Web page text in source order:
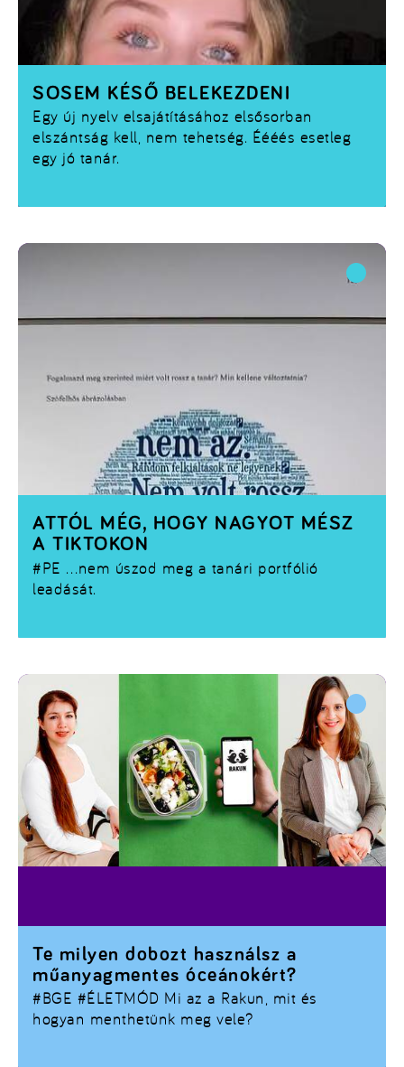
Egy új nyelv elsajátításához elsősorban
elszántság kell, nem tehetség. Éééés esetleg
egy jó tanár.
SOSEM KÉSŐ BELEKEZDENI
#PE …nem úszod meg a tanári portfólió
leadását.
ATTÓL MÉG, HOGY NAGYOT MÉSZ
A TIKTOKON
#BGE #ÉLETMÓD Mi az a Rakun, mit és
hogyan menthetünk meg vele?
Te milyen dobozt használsz a
műanyagmentes óceánokért?